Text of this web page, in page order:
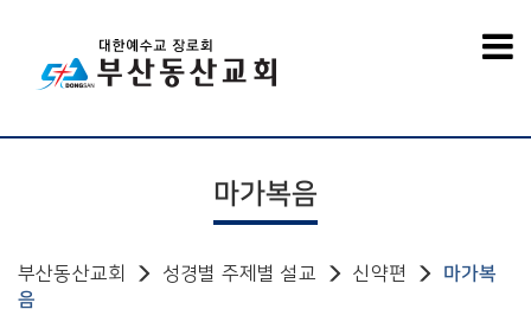
마가복음
부산동산교회 성경별 주제별 설교 신약편
마가복
음